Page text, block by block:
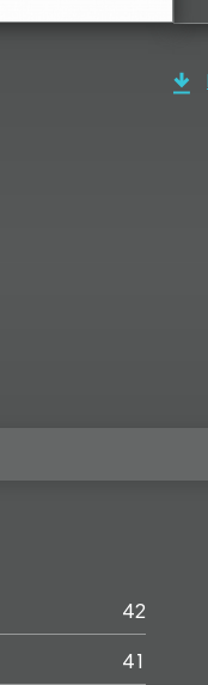
42
41